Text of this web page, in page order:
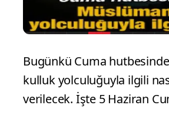
Bugünkü Cuma
kulluk yolculuğuyla ilgili
verilecek. İşte 5 Haziran